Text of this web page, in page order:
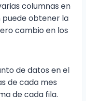
columnas en
puede obtener la
cambio en los
de datos en el
de cada mes
de cada fila.